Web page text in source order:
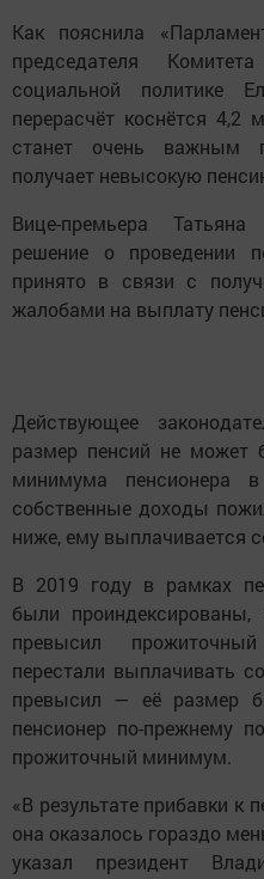
Как пояснила
председателя
социальной политике
перерасчёт коснётся 4,2
станет очень важным
получает невысокую
Вице-премьера
решение о проведении
принято в связи с
жалобами на выплату
Действующее
размер пенсий не может
минимума пенсионера
собственные доходы
ниже, ему выплачивается
В 2019 году в рамках
были
превысил
перестали выплачивать
превысил — её размер
пенсионер по-прежнему
прожиточный минимум.
«В результате прибавки к
она оказалось гораздо
указал президент